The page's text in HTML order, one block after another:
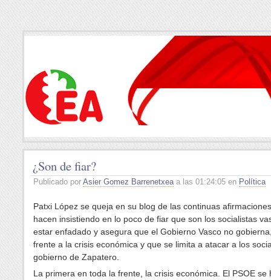
¿Son de fiar?
Publicado por Asier Gomez Barrenetxeaa las 01:24:05 en Política
Patxi López se queja en su blog de las continuas
hacen insistiendo en lo poco de fiar que son los socialistas
estar enfadado y asegura que el Gobierno Vasco no
frente a la crisis económica y que se limita a atacar a los
gobierno de Zapatero.
La primera en toda la frente, la crisis económica. El PSOE se